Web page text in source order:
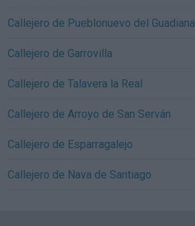
Callejero de Pueblonuevo del Guadiana
Callejero de Garrovilla
Callejero de Talavera la Real
Callejero de Arroyo de San Serván
Callejero de Esparragalejo
Callejero de Nava de Santiago